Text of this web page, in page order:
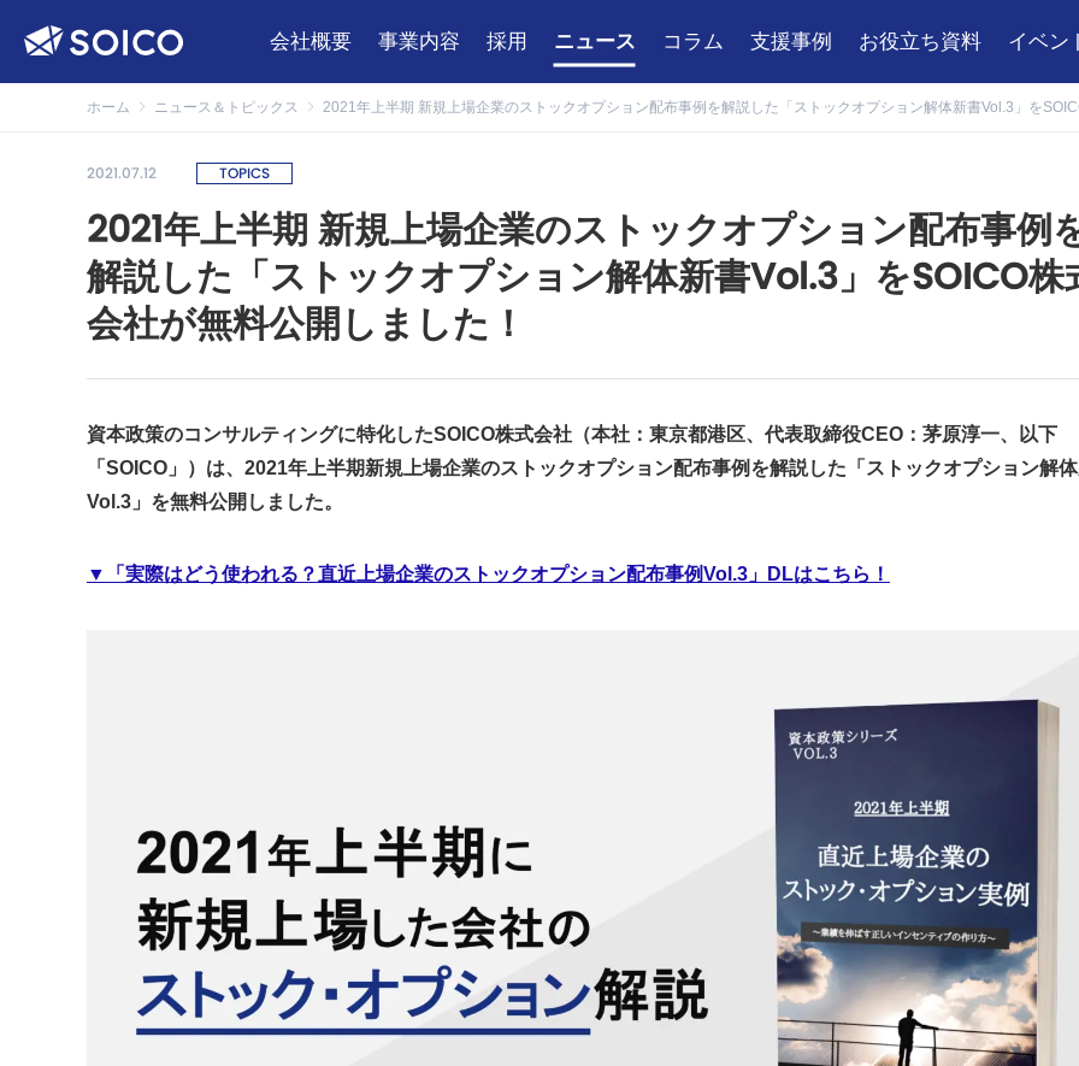
会社概要 事業内容 採用 ニュース コラム 支援事例 お役立ち資料 イベン
ホーム ニュース＆トピックス 2021年上半期 新規上場企業のストックオプション配布事例を解説した「ストックオプション解体新書Vol.3」を
2021.07.12 TOPICS
2021年上半期 新規上場企業のストックオプション配布事例
解説した「ストックオプション解体新書Vol.3」をSOICO株
会社が無料公開しました！
資本政策のコンサルティングに特化したSOICO株式会社（本社：東京都港区、代表取締役CEO：茅原淳一、以下
「SOICO」）は、2021年上半期新規上場企業のストックオプション配布事例を解説した「ストックオプション解
Vol.3」を無料公開しました。
▼ 「実際はどう使われる？直近上場企業のストックオプション配布事例Vol.3」DLはこちら！